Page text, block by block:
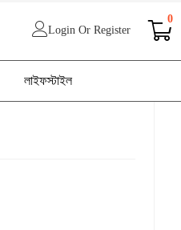
Login Or Register
0
লাইফস্টাইল